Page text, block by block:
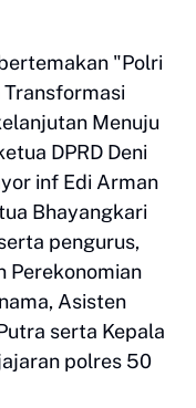
"Polri
Menuju
DPRD Deni
inf Edi Arman
Bhayangkari
pengurus,
Perekonomian
Asisten
serta Kepala
polres 50